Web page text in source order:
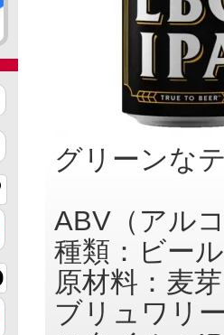
グリーンな
ABV（アル
種類：ビール
原材料：麦
ブリュワリ